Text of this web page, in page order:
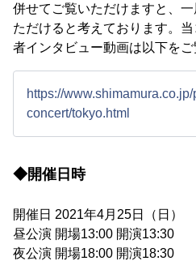
併せてご覧いただけますと、
ただけると考えております。
者インタビュー動画は以下をご
https://
concert/tokyo.html
◆開催日時
開催日 2021年4月25日（日）
昼公演 開場13:00 開演13:30
夜公演 開場18:00 開演18:30